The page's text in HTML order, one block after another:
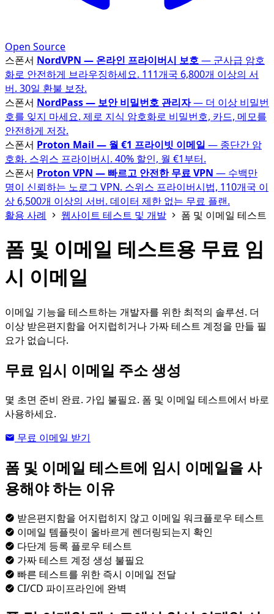
Open Source
스폰서 NordVPN — 온라인 프라이버시 보호— 군사급 암호
화로 안전하게 브라우징하세요. 111개국 6,800개 이상의 서
버. 30일 환불 보장.
스폰서 NordPass — 보안 비밀번호 관리자— 더 이상 비밀번
호를 잊지 마세요. 제로 지식 암호화로 비밀번호, 카드, 메모를
안전하게 저장.
스폰서 Proton Mail — 월 €1 프라이빗 이메일 — 종단간 암
호화. 스위스 프라이버시. 40% 할인, 월 €1부터.
스폰서 Proton VPN — 빠르고 안전한 무료 VPN — 수백만
명이 신뢰하는 노로그 VPN. 스위스 프라이버시법, 110개국 이
상 6,500개 이상의 서버. 데이터 제한 없는 무료 플랜.
활용 사례
웹사이트 테스트 및 개발 폼 및 이메일 테스트
폼 및 이메일 테스트용 무료 임
시 이메일
이메일 기능을 테스트하는 개발자를 위한 최적의 솔루션. 더
이상 받은편지함을 어지럽히거나 가짜 테스트 계정을 만들 필
요가 없습니다.
무료 임시 이메일 주소 생성
몇 초면 준비 완료. 가입 불필요. 폼 및 이메일 테스트에서 바로
사용하세요.
무료 이메일 받기
폼 및 이메일 테스트에 임시 이메일을 사
용해야 하는 이유
받은편지함을 어지럽히지 않고 이메일 워크플로우 테스트
이메일 템플릿이 올바르게 렌더링되는지 확인
다단계 등록 플로우 테스트
가짜 테스트 계정 생성 불필요
빠른 테스트를 위한 즉시 이메일 전달
CI/CD 파이프라인에 완벽